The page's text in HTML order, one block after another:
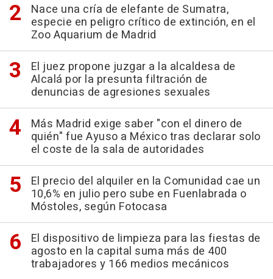
Nace una cría de elefante de Sumatra,
especie en peligro crítico de extinción, en el
Zoo Aquarium de Madrid
El juez propone juzgar a la alcaldesa de
Alcalá por la presunta filtración de
denuncias de agresiones sexuales
Más Madrid exige saber "con el dinero de
quién" fue Ayuso a México tras declarar solo
el coste de la sala de autoridades
El precio del alquiler en la Comunidad cae un
10,6% en julio pero sube en Fuenlabrada o
Móstoles, según Fotocasa
El dispositivo de limpieza para las fiestas de
agosto en la capital suma más de 400
trabajadores y 166 medios mecánicos